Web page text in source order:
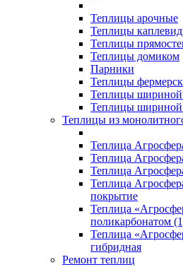
Теплицы арочные
Теплицы
Теплицы
Теплицы домиком
Парники
Теплицы
Теплицы шириной
Теплицы шириной
Теплицы из
Теплица
Теплица
Теплица
Теплица
покрытие
Теплица
поликарбонатом
Теплица
гибридная
Ремонт теплиц